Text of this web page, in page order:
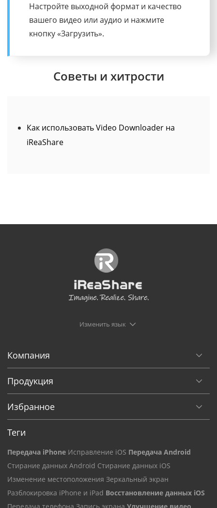
После завершения загрузки видео
сохраните загруженное видео и смотрите
его в любое время.
Советы и хитрости
Как использовать Video Downloader на
iReaShare
Изменить язык
Компания
Продукция
Избранное
Теги
Передача iPhone Исправление iOS Передача Android
Стирание данных Android Стирание данных iOS
Изменение местоположения Зеркальный экран
Разблокировка iPhone и iPad Восстановление данных iOS